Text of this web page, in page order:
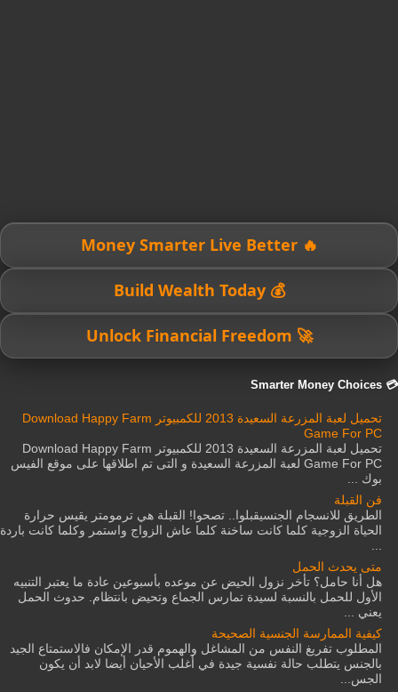
🔥 Money Smarter Live Better
💰 Build Wealth Today
🚀 Unlock Financial Freedom
💳 Smarter Money Choices
تحميل لعبة المزرعة السعيدة 2013 للكمبيوتر Download Happy Farm
Game For PC
تحميل لعبة المزرعة السعيدة 2013 للكمبيوتر Download Happy Farm
Game For PC لعبة المزرعة السعيدة و التى تم اطلاقها على موقع الفيس
بوك ...
فن القبلة
الطريق للانسجام الجنسيقبلوا.. تصحوا! القبلة هي ترمومتر يقيس حرارة
الحياة الزوجية كلما كانت ساخنة كلما عاش الزواج واستمر وكلما كانت باردة
متى يحدث الحمل
هل أنا حامل؟ تأخر نزول الحيض عن موعده بأسبوعين عادة ما يعتبر التنبيه
الأول للحمل بالنسبة لسيدة تمارس الجماع وتحيض بانتظام. حدوث الحمل
يعني ...
كيفية الممارسة الجنسية الصحيحة
المطلوب تفريغ النفس من المشاغل والهموم قدر الإمكان فالاستمتاع الجيد
بالجنس يتطلب حالة نفسية جيدة في أغلب الأحيان أيضا لابد أن يكون
الجس...